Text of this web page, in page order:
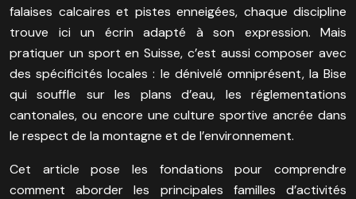
falaises calcaires et pistes enneigées, chaque discipline
trouve ici un écrin adapté à son expression. Mais
pratiquer un sport en Suisse, c’est aussi composer avec
des spécificités locales : le dénivelé omniprésent, la Bise
qui souffle sur les plans d’eau, les réglementations
cantonales, ou encore une culture sportive ancrée dans
le respect de la montagne et de l’environnement.
Cet article pose les fondations pour comprendre
comment aborder les principales familles d’activités